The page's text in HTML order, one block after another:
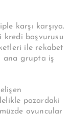
karşı karşıya.
kredi başvurusu
ile rekabet
ana grupta iş
pazardaki
oyuncular